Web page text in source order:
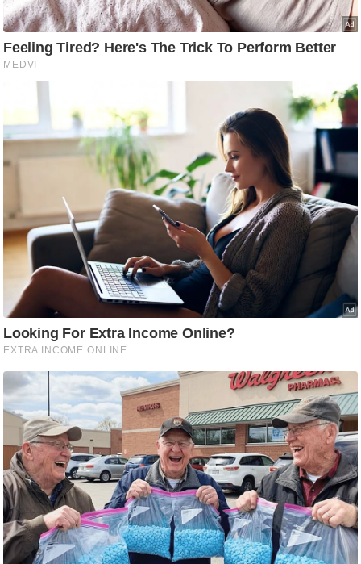
य
प
र
ध
र्म
ष
प्र
म
हि
मा
/
ध
स्थ
ल
व्र
त
त्यो
हा